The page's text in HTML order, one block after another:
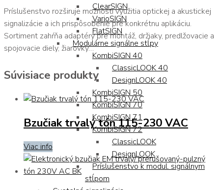
ClearSIGN
VarioSIGN
FlatSIGN
Modulárne signálne stĺpy
KombiSIGN 40
ClassicLOOK 40
DesignLOOK 40
KombiSIGN 50
KombiSIGN 70
KombiSIGN 71
KombiSIGN 72
ClassicLOOK
DesignLOOK
Príslušenstvo k modul. signálnym
stĺpom
Príslušenstvo rozširuje možnosti využitia optickej a akustickej
signalizácie a ich prispôsobenie pre konkrétnu aplikáciu.
Sortiment zahŕňa adaptéry pre montáž, držiaky, predlžovacie a
spojovacie diely, žiarovky…
Súvisiace produkty
Bzučiak trvalý tón 115-230 VAC
Viac info